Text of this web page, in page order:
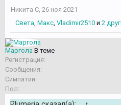
Никита С, 26 ноя 2021
Света, Макс, Vladimir2510 и 2
Маргола В теме
Регистрация:
Сообщения:
Симпатии:
Пол: